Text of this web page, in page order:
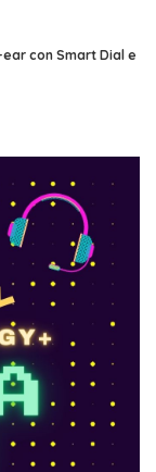
con Smart Dial e